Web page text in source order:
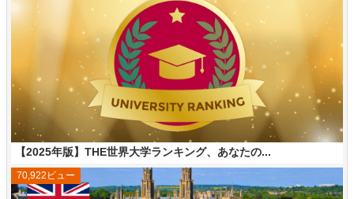
【2025年版】THE世界大学ランキング、あなたの...
70,922ビュー